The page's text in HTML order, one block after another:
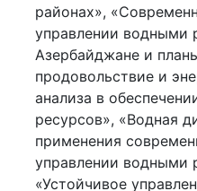
районах»,
управлении водными
Азербайджане и
продовольствие и
анализа в
ресурсов», «Водная
применения
управлении водными
«Устойчивое